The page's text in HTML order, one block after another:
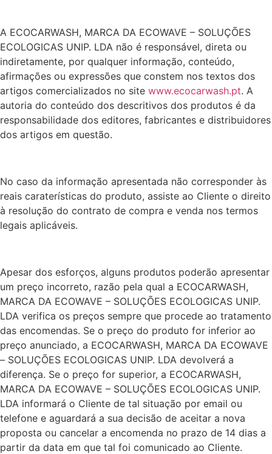
A ECOCARWASH, MARCA DA ECOWAVE – SOLUÇÕES
ECOLOGICAS UNIP. LDA não é responsável, direta ou
indiretamente, por qualquer informação, conteúdo,
afirmações ou expressões que constem nos textos dos
artigos comercializados no site www.ecocarwash.pt. A
autoria do conteúdo dos descritivos dos produtos é da
responsabilidade dos editores, fabricantes e distribuidores
dos artigos em questão.
No caso da informação apresentada não corresponder às
reais caraterísticas do produto, assiste ao Cliente o direito
à resolução do contrato de compra e venda nos termos
legais aplicáveis.
Apesar dos esforços, alguns produtos poderão apresentar
um preço incorreto, razão pela qual a ECOCARWASH,
MARCA DA ECOWAVE – SOLUÇÕES ECOLOGICAS UNIP.
LDA verifica os preços sempre que procede ao tratamento
das encomendas. Se o preço do produto for inferior ao
preço anunciado, a ECOCARWASH, MARCA DA ECOWAVE
– SOLUÇÕES ECOLOGICAS UNIP. LDA devolverá a
diferença. Se o preço for superior, a ECOCARWASH,
MARCA DA ECOWAVE – SOLUÇÕES ECOLOGICAS UNIP.
LDA informará o Cliente de tal situação por email ou
telefone e aguardará a sua decisão de aceitar a nova
proposta ou cancelar a encomenda no prazo de 14 dias a
partir da data em que tal foi comunicado ao Cliente.